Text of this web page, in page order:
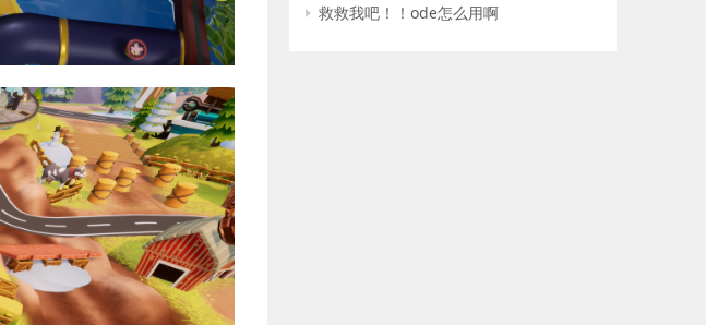
救救我吧！！ode怎么用啊